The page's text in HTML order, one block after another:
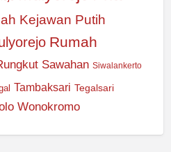
Kejawan Putih
Rumah
Sawahan Siwalankerto
Tambaksari Tegalsari
Wonokromo